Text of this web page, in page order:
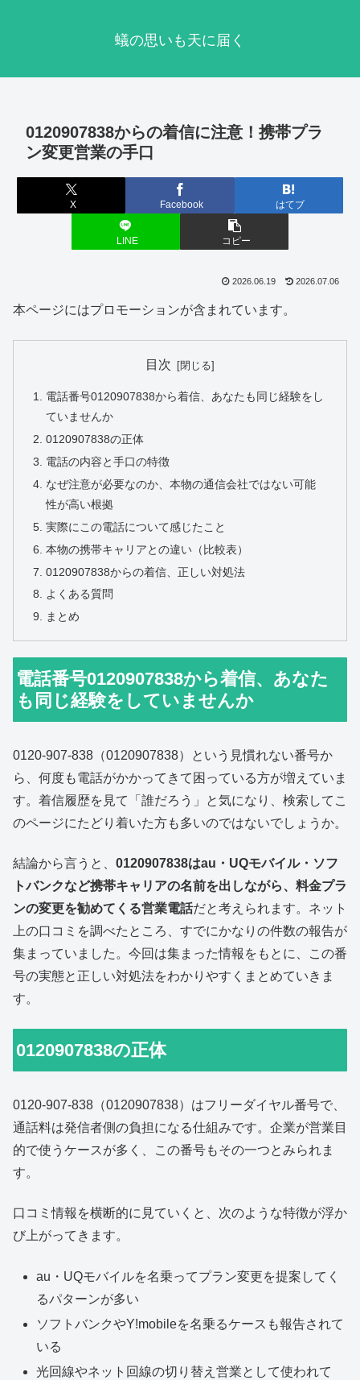
蟻の思いも天に届く
0120907838からの着信に注意！携帯プラ
ン変更営業の手口
X Facebook はてブ
LINE コピー
2026.06.19 2026.07.06
本ページにはプロモーションが含まれています。
目次
電話番号0120907838から着信、あなたも同じ経験をし
ていませんか
0120907838の正体
電話の内容と手口の特徴
なぜ注意が必要なのか、本物の通信会社ではない可能
性が高い根拠
実際にこの電話について感じたこと
本物の携帯キャリアとの違い（比較表）
0120907838からの着信、正しい対処法
よくある質問
まとめ
電話番号0120907838から着信、あなた
も同じ経験をしていませんか
0120-907-838（0120907838）という見慣れない番号か
ら、何度も電話がかかってきて困っている方が増えていま
す。着信履歴を見て「誰だろう」と気になり、検索してこ
のページにたどり着いた方も多いのではないでしょうか。
結論から言うと、 0120907838はau・UQモバイル・ソフ
トバンクなど携帯キャリアの名前を出しながら、料金プラ
ンの変更を勧めてくる営業電話だと考えられます。ネット
上の口コミを調べたところ、すでにかなりの件数の報告が
集まっていました。今回は集まった情報をもとに、この番
号の実態と正しい対処法をわかりやすくまとめていきま
す。
0120907838の正体
0120-907-838（0120907838）はフリーダイヤル番号で、
通話料は発信者側の負担になる仕組みです。企業が営業目
的で使うケースが多く、この番号もその一つとみられま
す。
口コミ情報を横断的に見ていくと、次のような特徴が浮か
び上がってきます。
au・UQモバイルを名乗ってプラン変更を提案してく
るパターンが多い
ソフトバンクやY!mobileを名乗るケースも報告されて
いる
光回線やネット回線の切り替え営業として使われて